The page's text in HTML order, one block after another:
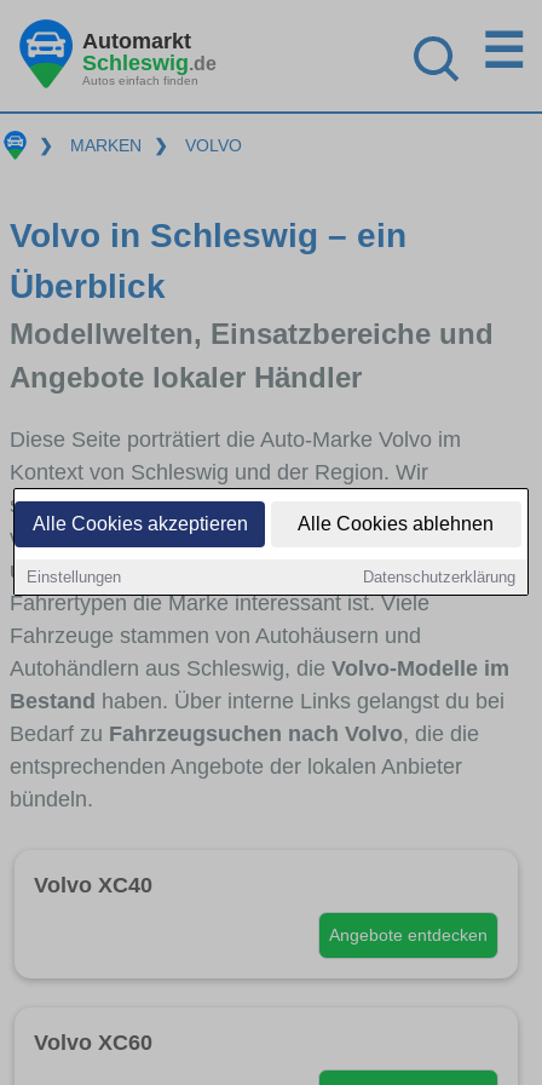
Alle Cookies akzeptieren Alle Cookies ablehnen
Einstellungen Datenschutzerklärung
Automarkt
Schleswig.de
Autos einfach finden
☰
❯ MARKEN ❯ VOLVO
Volvo in Schleswig – ein
Überblick
Modellwelten, Einsatzbereiche und
Angebote lokaler Händler
Diese Seite porträtiert die Auto-Marke Volvo im
Kontext von Schleswig und der Region. Wir
skizzieren, in welchen Fahrzeugklassen Volvo stark
vertreten ist, welche Modellreihen häufig im Stadt-
und Umlandverkehr zu sehen sind und für welche
Fahrertypen die Marke interessant ist. Viele
Fahrzeuge stammen von Autohäusern und
Autohändlern aus Schleswig, die Volvo-Modelle im
Bestand haben. Über interne Links gelangst du bei
Bedarf zu Fahrzeugsuchen nach Volvo, die die
entsprechenden Angebote der lokalen Anbieter
bündeln.
Volvo XC40
Angebote entdecken
Volvo XC60